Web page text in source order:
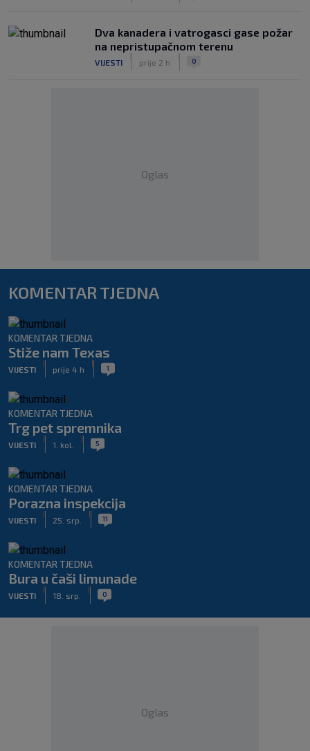
Dva kanadera i vatrogasci gase požar
na nepristupačnom terenu
VIJESTI prije 2 h 0
Oglas
KOMENTAR TJEDNA
KOMENTAR TJEDNA
Stiže nam Texas
VIJESTI prije 4 h 1
KOMENTAR TJEDNA
Trg pet spremnika
VIJESTI 1. kol. 5
KOMENTAR TJEDNA
Porazna inspekcija
VIJESTI 25. srp. 11
KOMENTAR TJEDNA
Bura u čaši limunade
VIJESTI 18. srp. 0
Oglas